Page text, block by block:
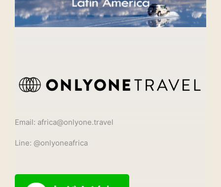
Email: africa@onlyone.travel
Line: @onlyoneafrica